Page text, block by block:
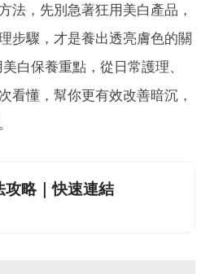
法，先別急著狂用美白產品，
步驟，才是養出透亮膚色的關
白保養重點，從日常護理、
看懂，幫你更有效改善暗沉，
攻略｜快速連結